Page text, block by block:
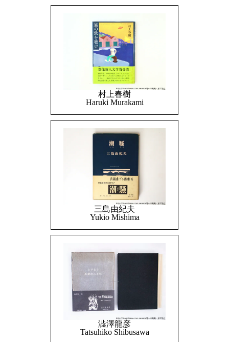
村上春樹
Haruki Murakami
三島由紀夫
Yukio Mishima
澁澤龍彦
Tatsuhiko Shibusawa